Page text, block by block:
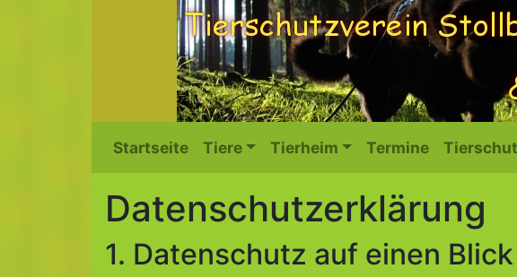
Startseite Tiere Tierheim Termine
Datenschutz­erklärung
1. Datenschutz auf einen Blick